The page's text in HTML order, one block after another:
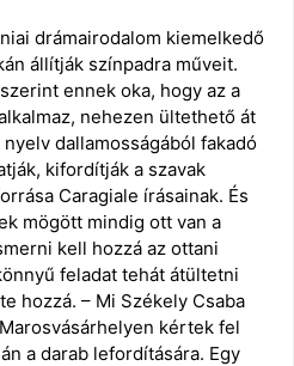
drámairodalom kiemelkedő
állítják színpadra műveit.
ennek oka, hogy az a
nehezen ültethető át
dallamosságából fakadó
kifordítják a szavak
Caragiale írásainak. És
mögött mindig ott van a
kell hozzá az ottani
feladat tehát átültetni
hozzá. – Mi Székely Csaba
kértek fel
a darab lefordítására. Egy